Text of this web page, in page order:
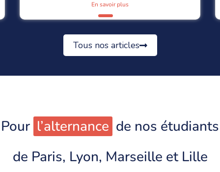
En savoir plus
Tous nos articles
Pour l’alternance de nos étudiants
de Paris, Lyon, Marseille et Lille